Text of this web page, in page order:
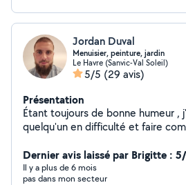
sur devis Je vous propose une solution simple pour
Jordan Duval
Menuisier, peinture, jardin
Le Havre (Sanvic-Val Soleil)
5/5 (29 avis)
Présentation
Étant toujours de bonne humeur ,
quelqu'un en difficulté et faire
Dernier avis laissé par Brigitte :
Il y a plus de 6 mois
pas dans mon secteur